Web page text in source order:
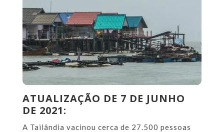
ATUALIZAÇÃO DE 7 DE JUNHO
DE 2021:
A Tailândia vacinou cerca de 27.500 pessoas